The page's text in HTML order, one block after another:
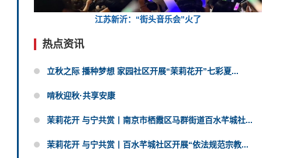
江苏新沂：“街头音乐会”火了
热点资讯
立秋之际 播种梦想 家园社区开展“茉莉花开”七彩夏...
啃秋迎秋·共享安康
茉莉花开 与宁共赏丨南京市栖霞区马群街道百水芊城社...
茉莉花开 与宁共赏丨百水芊城社区开展“依法规范宗教...